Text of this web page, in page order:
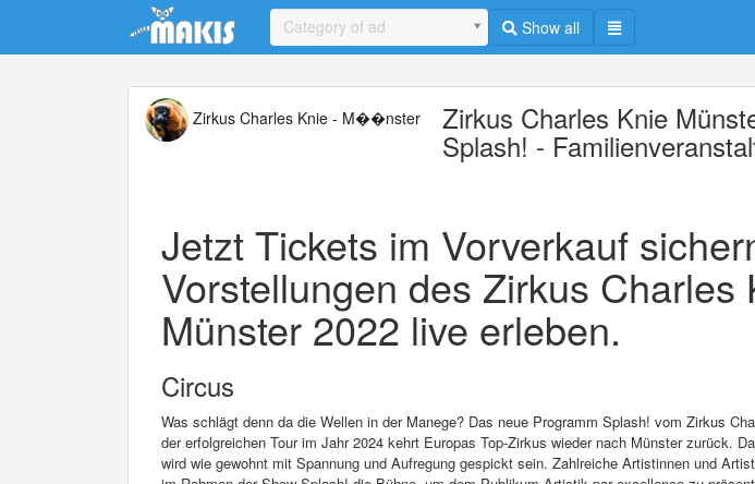
Update cookies preferences
Category of ad Show all
Zirkus Charles Knie - M��nster Zirkus Charles Knie
Splash! -
Jetzt Tickets im Vorverkauf
Vorstellungen des Zirkus Charles
Münster 2022 live erleben.
Circus
Was schlägt denn da die Wellen in der Manege? Das neue Programm Splash! vom Zirkus
der erfolgreichen Tour im Jahr 2024 kehrt Europas Top-Zirkus wieder nach Münster zurück.
wird wie gewohnt mit Spannung und Aufregung gespickt sein. Zahlreiche Artistinnen und